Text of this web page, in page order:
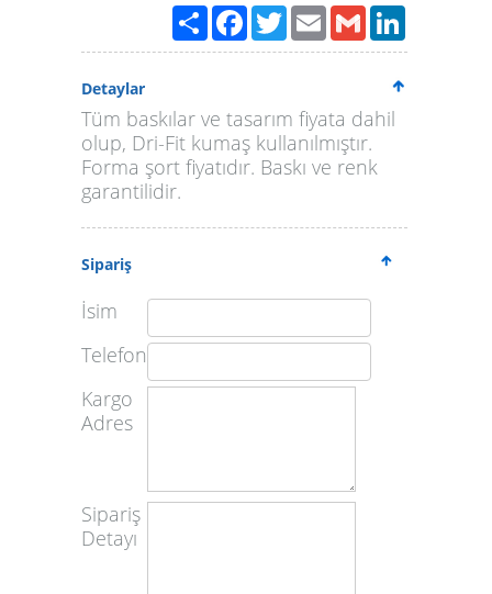
PaylaşFacebook
TwitterEmailGmail
Detaylar
Tüm baskılar ve tasarım fiyata dahil
olup, Dri-Fit kumaş kullanılmıştır.
Forma şort fiyatıdır. Baskı ve renk
garantilidir.
Sipariş
İsim
Telefon
Kargo
Adres
Sipariş
Detayı